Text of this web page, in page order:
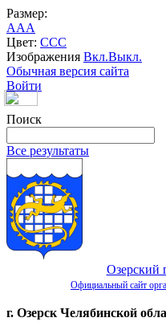
Размер:
AAA
Цвет: CCC
Изображения Вкл.Выкл.
Обычная версия сайта
Войти
Поиск
Все результаты
Озерский
Официальный сайт
г. Озерск Челябинской